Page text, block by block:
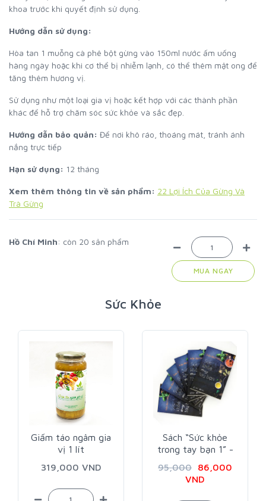
khoa trước khi quyết định sử dụng.
Hướng dẫn sử dụng:
Hòa tan 1 muỗng cà phê bột gừng vào 150ml nước ấm uống
hàng ngày hoặc khi cơ thể bị nhiễm lạnh, có thể thêm mật ong để
tăng thêm hương vị.
Sử dụng như một loại gia vị hoặc kết hợp với các thành phần
khác để hỗ trợ chăm sóc sức khỏe và sắc đẹp.
Hướng dẫn bảo quản: Để nơi khô ráo, thoáng mát, tránh ánh
nắng trực tiếp
Hạn sử dụng: 12 tháng
Xem thêm thông tin về sản phẩm: 22 Lợi Ích Của Gừng Và
Trà Gừng
Hồ Chí Minh: còn 20 sản phẩm
MUA NGAY
Sức Khỏe
gia
Sách “Sức khỏe
trong tay bạn 1” -
95,000
86,000
Dầu olive
virgin Ý
309,000